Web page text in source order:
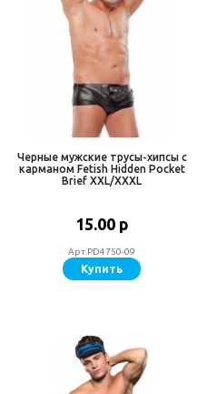
Черные мужские трусы-хипсы с
карманом Fetish Hidden Pocket
Brief XXL/XXXL
15.00 р
Арт.PD4750-09
Купить